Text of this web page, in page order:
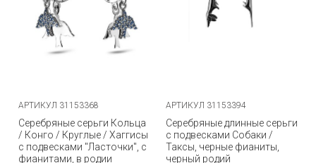
АРТИКУЛ 31153368
Серебряные серьги Кольца
/ Конго / Круглые / Хаггисы
с подвесками "Ласточки", с
фианитами, в родии
АРТИКУЛ 31153394
Серебряные длинные серьги
с подвесками Собаки /
Таксы, черные фианиты,
черный родий